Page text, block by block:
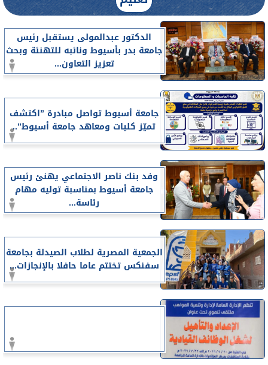
الدكتور عبدالمولى يستقبل رئيس
جامعة بدر بأسيوط ونائبه للتهنئة وبحث
تعزيز التعاون...
جامعة أسيوط تواصل مبادرة ”اكتشف
تميّز كليات ومعاهد جامعة أسيوط”..
وفد بنك ناصر الاجتماعي يهنئ رئيس
جامعة أسيوط بمناسبة توليه مهام
رئاسة...
الجمعية المصرية لطلاب الصيدلة بجامعة
سفنكس تختتم عاما حافلا بالإنجازات...